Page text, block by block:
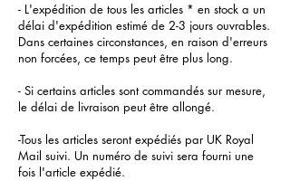
- L'expédition de tous les articles * en stock a un
délai d'expédition estimé de 2-3 jours ouvrables.
Dans certaines circonstances, en raison d'erreurs
non forcées, ce temps peut être plus long.
- Si certains articles sont commandés sur mesure,
le délai de livraison peut être allongé.
-Tous les articles seront expédiés par UK Royal
Mail suivi. Un numéro de suivi sera fourni une
fois l'article expédié.